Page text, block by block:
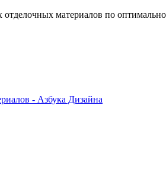
отделочных материалов по